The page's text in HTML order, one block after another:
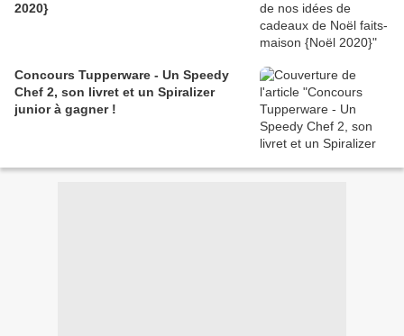
2020}
Concours Tupperware - Un Speedy
Chef 2, son livret et un Spiralizer
junior à gagner !